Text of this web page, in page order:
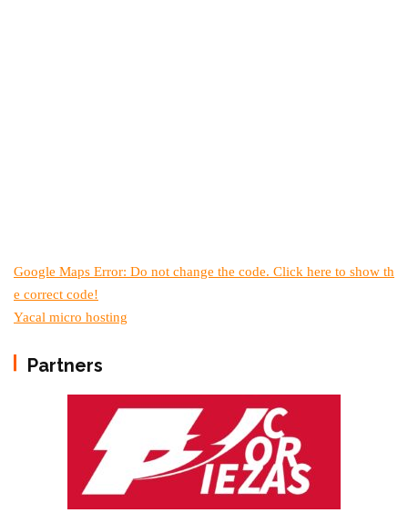
Google Maps Error: Do not change the code. Click here to show th
e correct code!
Yacal micro hosting
Partners